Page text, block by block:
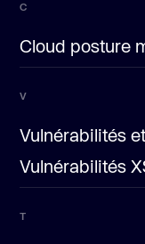
C
Cloud posture
V
Vulnérabilités
Vulnérabilités
T